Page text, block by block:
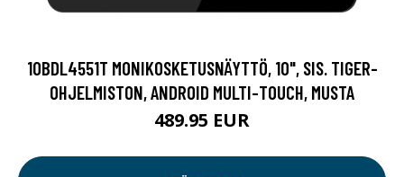
10BDL4551T MONIKOSKETUSNÄYTTÖ, 10", SIS. TIGER-
OHJELMISTON, ANDROID MULTI-TOUCH, MUSTA
489.95 EUR